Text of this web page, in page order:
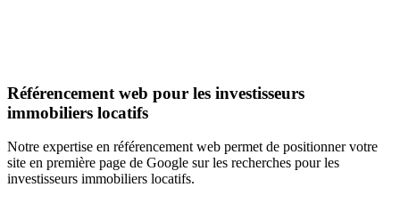
Référencement web pour les investisseurs
immobiliers locatifs
Notre expertise en référencement web permet de positionner votre
site en première page de Google sur les recherches pour les
investisseurs immobiliers locatifs.